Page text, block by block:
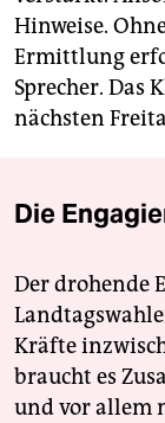
Hinweise.
Ermittlung
Sprecher. Das
nächsten
Die
Der drohende
Kräfte
braucht es
und vor allem